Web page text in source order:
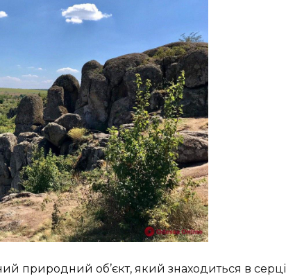
природний об’єкт, який знаходиться в